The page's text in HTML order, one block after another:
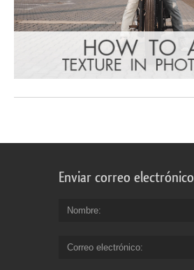
Enviar correo electrónico
Nombre
Correo electrónico